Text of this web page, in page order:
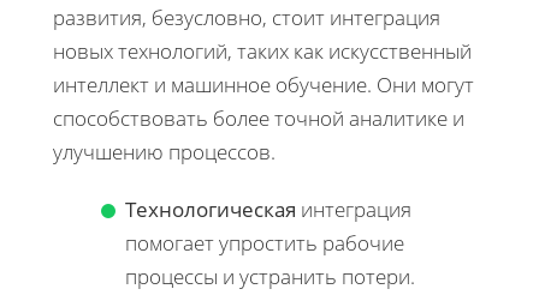
развития, безусловно, стоит интеграция
новых технологий, таких как искусственный
интеллект и машинное обучение. Они могут
способствовать более точной аналитике и
улучшению процессов.
Технологическая интеграция
помогает упростить рабочие
процессы и устранить потери.